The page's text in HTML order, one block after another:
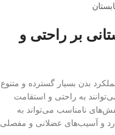
بر راحتی و
بدن بسیار گسترده و متنوع
به راحتی و استقامت
نامناسب می‌تواند به
و آسیب‌های عضلانی و مفصلی